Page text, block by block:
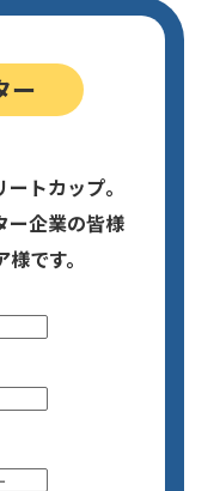
ー
トカップ。
ー企業の皆様
です。